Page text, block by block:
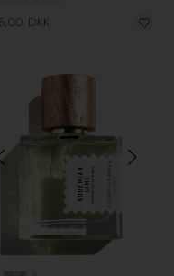
DKK